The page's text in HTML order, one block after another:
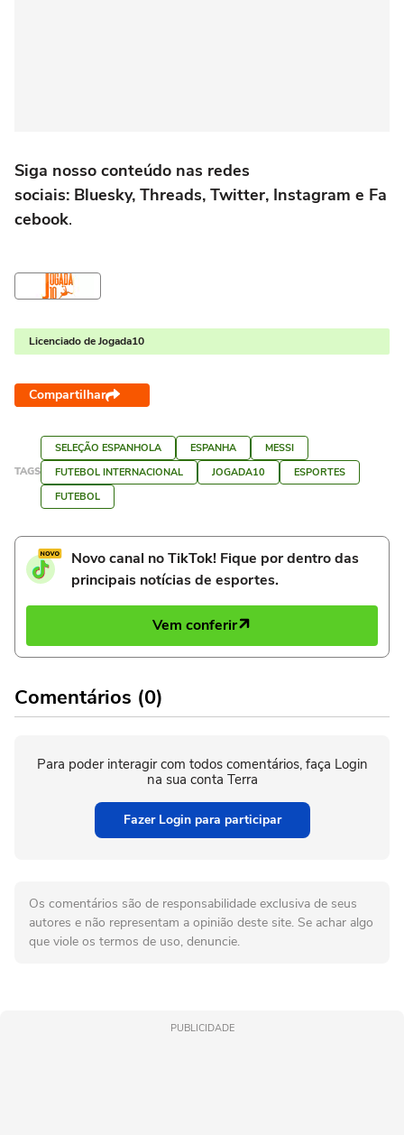
Siga nosso conteúdo nas redes
sociais: Bluesky, Threads, Twitter, Instagram e Fa
cebook.
Licenciado de Jogada10
Compartilhar
TAGS
SELEÇÃO ESPANHOLA ESPANHA
MESSI
FUTEBOL INTERNACIONAL
JOGADA10
ESPORTES
FUTEBOL
Novo canal no TikTok! Fique por dentro das
principais notícias de esportes.
Vem conferir
Comentários (0)
Para poder interagir com todos comentários, faça Login
na sua conta Terra
Fazer Login para participar
Os comentários são de responsabilidade exclusiva de seus
autores e não representam a opinião deste site. Se achar algo
que viole os termos de uso, denuncie.
PUBLICIDADE